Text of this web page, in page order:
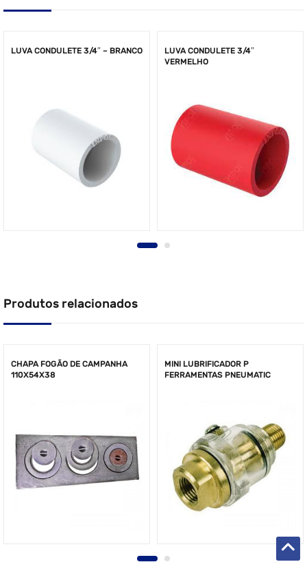
LUVA CONDULETE 3/4″ – BRANCO
LUVA CONDULETE 3/4″
VERMELHO
Produtos relacionados
CHAPA FOGÃO DE CAMPANHA
110X54X38
MINI LUBRIFICADOR P
FERRAMENTAS PNEUMATIC